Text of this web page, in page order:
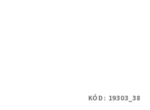
KÓD: 19303_38